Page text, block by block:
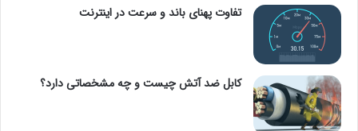
تفاوت پهنای باند و سرعت در اینترنت
کابل ضد آتش چیست و چه مشخصاتی دارد؟